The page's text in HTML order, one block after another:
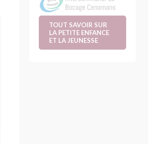
TOUT SAVOIR SUR
LA PETITE ENFANCE
ET LA JEUNESSE